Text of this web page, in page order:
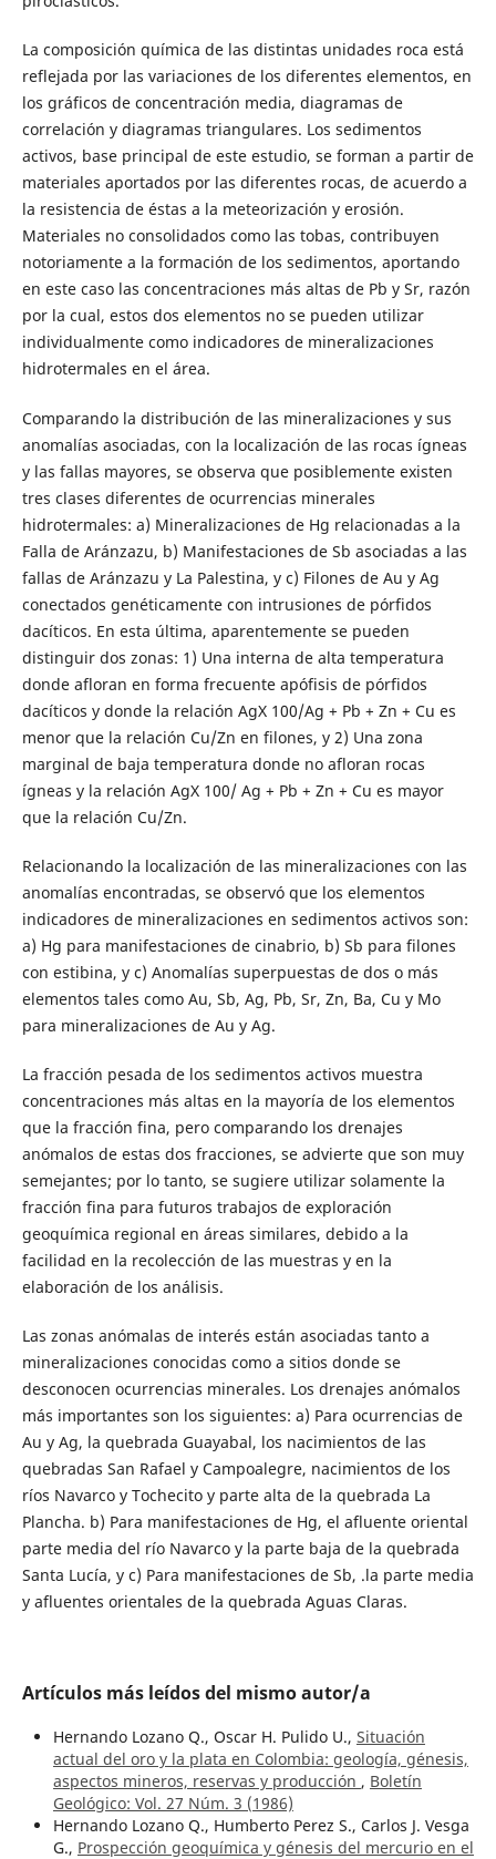
La composición química de las distintas unidades roca está
reflejada por las variaciones de los diferentes elementos, en
los gráficos de concentración media, diagramas de
correlación y diagramas triangulares. Los sedimentos
activos, base principal de este estudio, se forman a partir de
materiales aportados por las diferentes rocas, de acuerdo a
la resistencia de éstas a la meteorización y erosión.
Materiales no consolidados como las tobas, contribuyen
notoriamente a la formación de los sedimentos, aportando
en este caso las concentraciones más altas de Pb y Sr, razón
por la cual, estos dos elementos no se pueden utilizar
individualmente como indicadores de mineralizaciones
hidrotermales en el área.
Comparando la distribución de las mineralizaciones y sus
anomalías asociadas, con la localización de las rocas ígneas
y las fallas mayores, se observa que posiblemente existen
tres clases diferentes de ocurrencias minerales
hidrotermales: a) Mineralizaciones de Hg relacionadas a la
Falla de Aránzazu, b) Manifestaciones de Sb asociadas a las
fallas de Aránzazu y La Palestina, y c) Filones de Au y Ag
conectados genéticamente con intrusiones de pórfidos
dacíticos. En esta última, aparentemente se pueden
distinguir dos zonas: 1) Una interna de alta temperatura
donde afloran en forma frecuente apófisis de pórfidos
dacíticos y donde la relación AgX 100/Ag + Pb + Zn + Cu es
menor que la relación Cu/Zn en filones, y 2) Una zona
marginal de baja temperatura donde no afloran rocas
ígneas y la relación AgX 100/ Ag + Pb + Zn + Cu es mayor
que la relación Cu/Zn.
Relacionando la localización de las mineralizaciones con las
anomalías encontradas, se observó que los elementos
indicadores de mineralizaciones en sedimentos activos son:
a) Hg para manifestaciones de cinabrio, b) Sb para filones
con estibina, y c) Anomalías superpuestas de dos o más
elementos tales como Au, Sb, Ag, Pb, Sr, Zn, Ba, Cu y Mo
para mineralizaciones de Au y Ag.
La fracción pesada de los sedimentos activos muestra
concentraciones más altas en la mayoría de los elementos
que la fracción fina, pero comparando los drenajes
anómalos de estas dos fracciones, se advierte que son muy
semejantes; por lo tanto, se sugiere utilizar solamente la
fracción fina para futuros trabajos de exploración
geoquímica regional en áreas similares, debido a la
facilidad en la recolección de las muestras y en la
elaboración de los análisis.
Las zonas anómalas de interés están asociadas tanto a
mineralizaciones conocidas como a sitios donde se
desconocen ocurrencias minerales. Los drenajes anómalos
más importantes son los siguientes: a) Para ocurrencias de
Au y Ag, la quebrada Guayabal, los nacimientos de las
quebradas San Rafael y Campoalegre, nacimientos de los
ríos Navarco y Tochecito y parte alta de la quebrada La
Plancha. b) Para manifestaciones de Hg, el afluente oriental
parte media del río Navarco y la parte baja de la quebrada
Santa Lucía, y c) Para manifestaciones de Sb, .la parte media
y afluentes orientales de la quebrada Aguas Claras.
Artículos más leídos del mismo autor/a
Hernando Lozano Q., Oscar H. Pulido U., Situación
actual del oro y la plata en Colombia: geología, génesis,
aspectos mineros, reservas y producción , Boletín
Geológico: Vol. 27 Núm. 3 (1986)
Hernando Lozano Q., Humberto Perez S., Carlos J. Vesga
G., Prospección geoquímica y génesis del mercurio en el